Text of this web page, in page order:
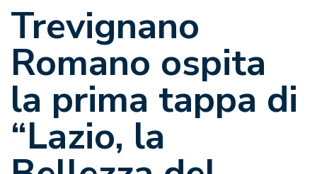
Trevignano
Romano ospita
la prima tappa di
“Lazio, la